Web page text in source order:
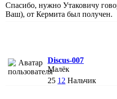
Спасибо, нужно Утаковичу
Ваш), от Кермита был получен.
Discus-007
Малёк
25 12 Нальчик